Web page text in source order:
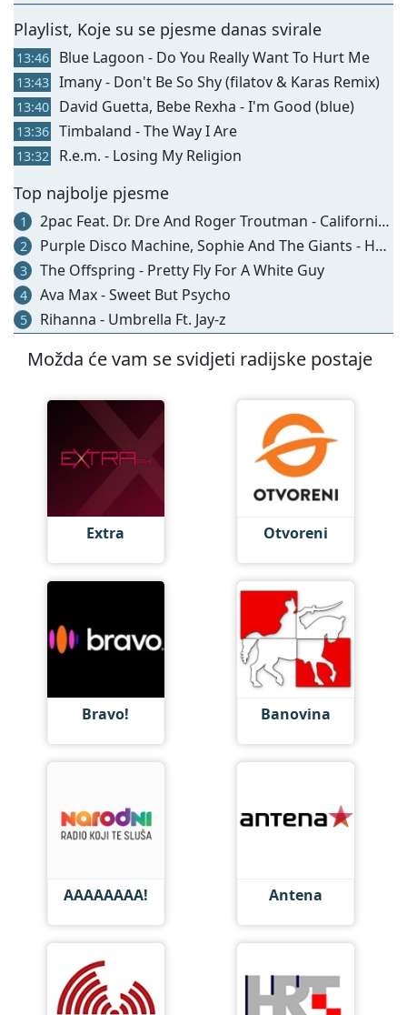
Playlist, Koje su se pjesme danas svirale
13:46 Blue Lagoon - Do You Really Want To Hurt Me
13:43 Imany - Don't Be So Shy (filatov & Karas Remix)
13:40 David Guetta, Bebe Rexha - I'm Good (blue)
13:36 Timbaland - The Way I Are
13:32 R.e.m. - Losing My Religion
Top najbolje pjesme
1 2pac Feat. Dr. Dre And Roger Troutman - California Love
2 Purple Disco Machine, Sophie And The Giants - Hypnotized
3 The Offspring - Pretty Fly For A White Guy
4 Ava Max - Sweet But Psycho
5 Rihanna - Umbrella Ft. Jay-z
Možda će vam se svidjeti radijske postaje
Extra Otvoreni
Bravo! Banovina
AAAAAAAA! Antena